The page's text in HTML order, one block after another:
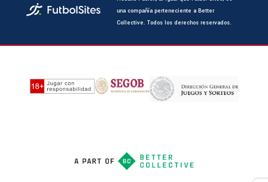
una compañía perteneciente a Better
Collective. Todos los derechos reservados.